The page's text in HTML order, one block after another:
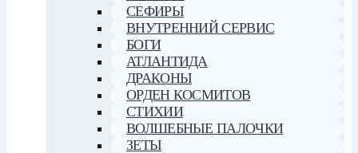
СЕФИРЫ
ВНУТРЕННИЙ СЕРВИС
БОГИ
АТЛАНТИДА
ДРАКОНЫ
ОРДЕН КОСМИТОВ
СТИХИИ
ВОЛШЕБНЫЕ ПАЛОЧКИ
ЗЕТЫ